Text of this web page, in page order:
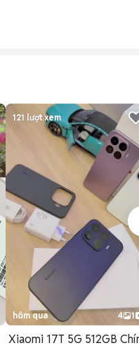
121 lượt xem
hôm qua 4 1
Xiaomi 17T 5G 512GB